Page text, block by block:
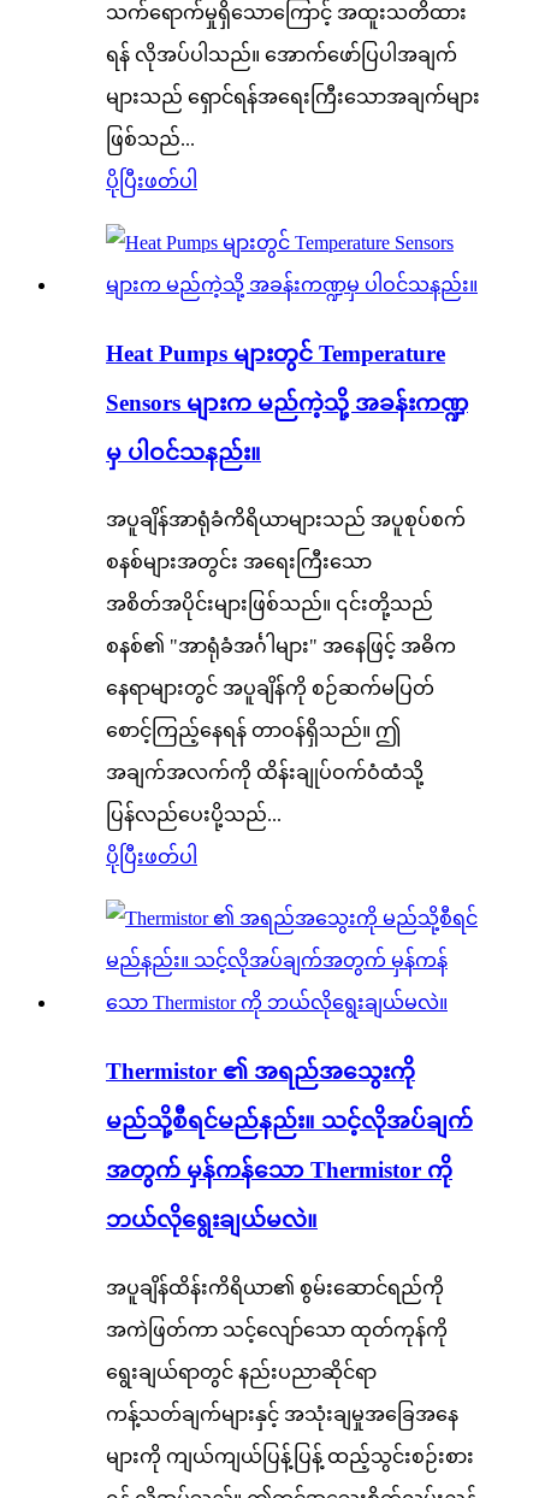
သက်ရောက်မှုရှိသောကြောင့် အထူးသတိထား
ရန် လိုအပ်ပါသည်။ အောက်ဖော်ပြပါအချက်
များသည် ရှောင်ရန်အရေးကြီးသောအချက်များ
ဖြစ်သည်...
ပိုပြီးဖတ်ပါ
Heat Pumps များတွင် Temperature
Sensors များက မည်ကဲ့သို့ အခန်းကဏ္ဍ
မှ ပါဝင်သနည်း။
အပူချိန်အာရုံခံကိရိယာများသည် အပူစုပ်စက်
စနစ်များအတွင်း အရေးကြီးသော
အစိတ်အပိုင်းများဖြစ်သည်။ ၎င်းတို့သည်
စနစ်၏ "အာရုံခံအင်္ဂါများ" အနေဖြင့် အဓိက
နေရာများတွင် အပူချိန်ကို စဉ်ဆက်မပြတ်
စောင့်ကြည့်နေရန် တာဝန်ရှိသည်။ ဤ
အချက်အလက်ကို ထိန်းချုပ်ဝက်ဝံထံသို့
ပြန်လည်ပေးပို့သည်...
ပိုပြီးဖတ်ပါ
Thermistor ၏ အရည်အသွေးကို
မည်သို့စီရင်မည်နည်း။ သင့်လိုအပ်ချက်
အတွက် မှန်ကန်သော Thermistor ကို
ဘယ်လိုရွေးချယ်မလဲ။
အပူချိန်ထိန်းကိရိယာ၏ စွမ်းဆောင်ရည်ကို
အကဲဖြတ်ကာ သင့်လျော်သော ထုတ်ကုန်ကို
ရွေးချယ်ရာတွင် နည်းပညာဆိုင်ရာ
ကန့်သတ်ချက်များနှင့် အသုံးချမှုအခြေအနေ
များကို ကျယ်ကျယ်ပြန့်ပြန့် ထည့်သွင်းစဉ်းစား